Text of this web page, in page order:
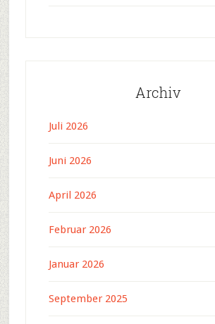
Archiv
Juli 2026
Juni 2026
April 2026
Februar 2026
Januar 2026
September 2025